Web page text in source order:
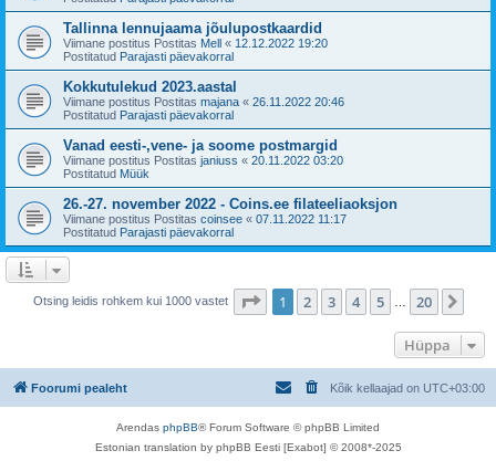
Tallinna lennujaama jõulupostkaardid
Viimane postitus Postitas Mell « 12.12.2022 19:20
Postitatud Parajasti päevakorral
Kokkutulekud 2023.aastal
Viimane postitus Postitas majana « 26.11.2022 20:46
Postitatud Parajasti päevakorral
Vanad eesti-,vene- ja soome postmargid
Viimane postitus Postitas janiuss « 20.11.2022 03:20
Postitatud Müük
26.-27. november 2022 - Coins.ee filateeliaoksjon
Viimane postitus Postitas coinsee « 07.11.2022 11:17
Postitatud Parajasti päevakorral
Otsing leidis rohkem kui 1000 vastet 1 . leht20 -st
1 2 3 4 5 20
Hüppa
Foorumi pealeht Kõik kellaajad on UTC+03:00
Arendas phpBB® Forum Software © phpBB Limited
Estonian translation by phpBB Eesti [Exabot] © 2008*-2025